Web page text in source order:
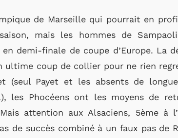
de Marseille qui pourrait en
mais les hommes de
demi-finale de coupe d’Europe. La
ultime coup de collier pour ne rien
(seul Payet et les absents de
les Phocéens ont les moyens de
attention aux Alsaciens, 5ème à
de succès combiné à un faux pas de